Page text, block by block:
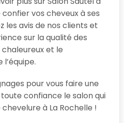
vos cheveux à ses
les avis de nos clients et
sur la qualité des
et le
pour vous faire une
confiance le salon qui
à La Rochelle !